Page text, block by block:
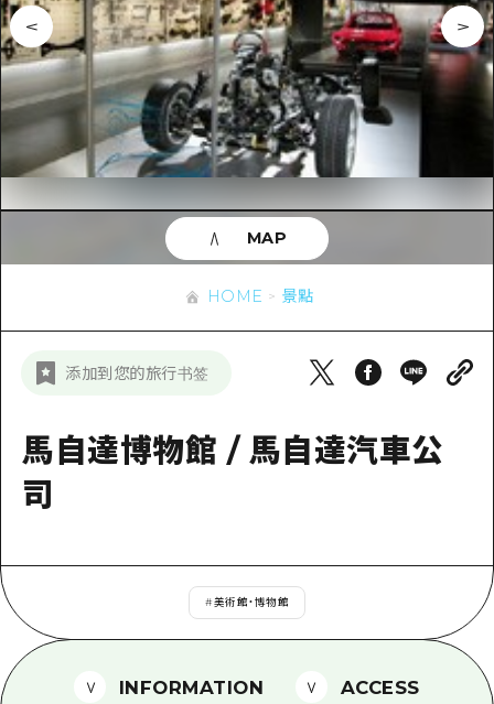
藝術
活動·廟會
美食·酒水
騎自行車
購物
運動
夜晚生活
標準
自然
列表
Dive! Hiroshima 官方向導
廣島隨意旅行
廣島市內
安芸
答對了
宮島周邊
短途旅行
1晚2天
2晚3天
景點
列表
廣島市內
安芸
答對了
美北
東山口
愛媛
活動
即時訊息
有用的信息
列表
超值遊覽門票
面向外國遊客的街角旅遊信息中心
新聞
HOME 景點
添加到您的旅行书签
馬自達博物館 / 馬自達汽車公
司
#美術館・博物館
MAP
INFORMATION ACCESS